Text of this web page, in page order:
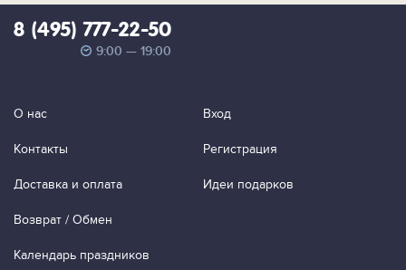
8 (495) 777-22-50
9:00 — 19:00
О нас
Контакты
Доставка и оплата
Возврат / Обмен
Календарь праздников
Вход
Регистрация
Идеи подарков